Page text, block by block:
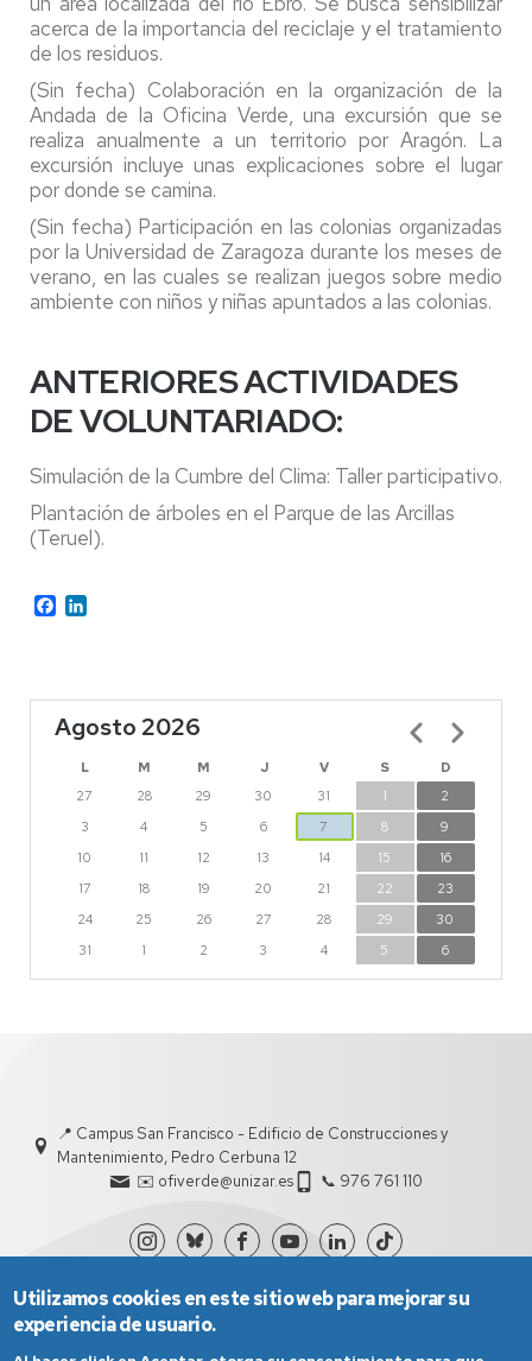
acerca de la importancia del reciclaje y el tratamiento
de los residuos.
(Sin fecha) Colaboración en la organización de la
Andada de la Oficina Verde, una excursión que se
realiza anualmente a un territorio por Aragón. La
excursión incluye unas explicaciones sobre el lugar
por donde se camina.
(Sin fecha) Participación en las colonias organizadas
por la Universidad de Zaragoza durante los meses de
verano, en las cuales se realizan juegos sobre medio
ambiente con niños y niñas apuntados a las colonias.
ANTERIORES ACTIVIDADES
DE VOLUNTARIADO:
Simulación de la Cumbre del Clima: Taller participativo.
Plantación de árboles en el Parque de las Arcillas
(Teruel).
Facebook
Agosto 2026
L M M J V S
D
27
28 29 30 31 1
2
3
4 5 6 7 8
9
10
11 12 13 14 15
16
17
18 19 20 21 22
23
24
25 26 27 28 29
30
31
1 2 3 4 5 6
Paginación
📍 Campus San Francisco - Edificio de Construcciones y
Mantenimiento, Pedro Cerbuna 12
✉️ ofiverde@unizar.es
📞 976 761 110
Utilizamos cookies en este sitio web para mejorar su
experiencia de usuario.